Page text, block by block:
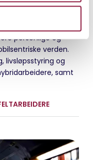
av
enheter
personlige og
verden.
livsløpsstyring og
samt